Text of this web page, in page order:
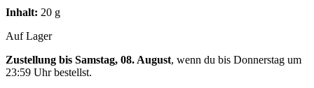
Inhalt: 20 g
Auf Lager
Zustellung bis Samstag, 08. August, wenn du bis Donnerstag um
23:59 Uhrbestellst.